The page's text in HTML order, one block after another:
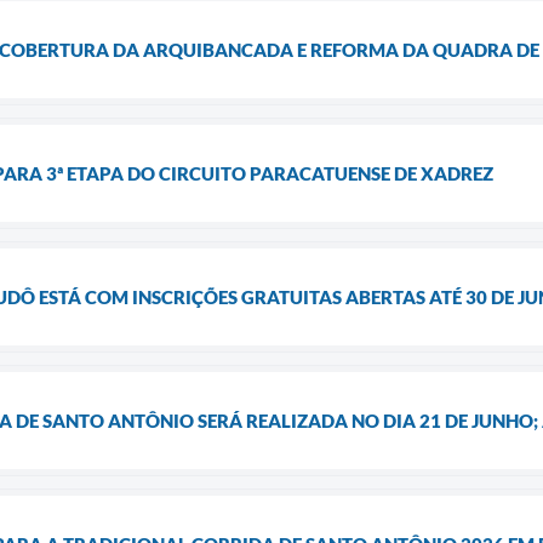
DA ARQUIBANCADA E REFORMA DA QUADRA
3ª ETAPA DO CIRCUITO PARACATUENSE DE XADREZ
ESTÁ COM INSCRIÇÕES GRATUITAS ABERTAS ATÉ 30 DE
DE SANTO ANTÔNIO SERÁ REALIZADA NO DIA 21 DE JUNHO;